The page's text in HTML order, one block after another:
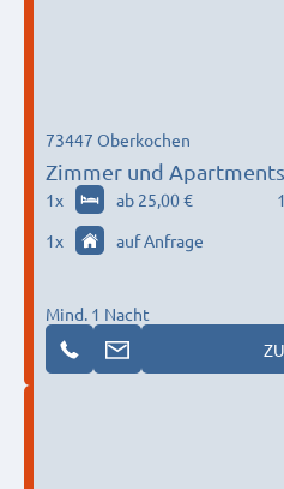
Zimmer und
73447 Oberkochen
1x ab 25,00 € 1
1x auf Anfrage
Mind. 1 Nacht